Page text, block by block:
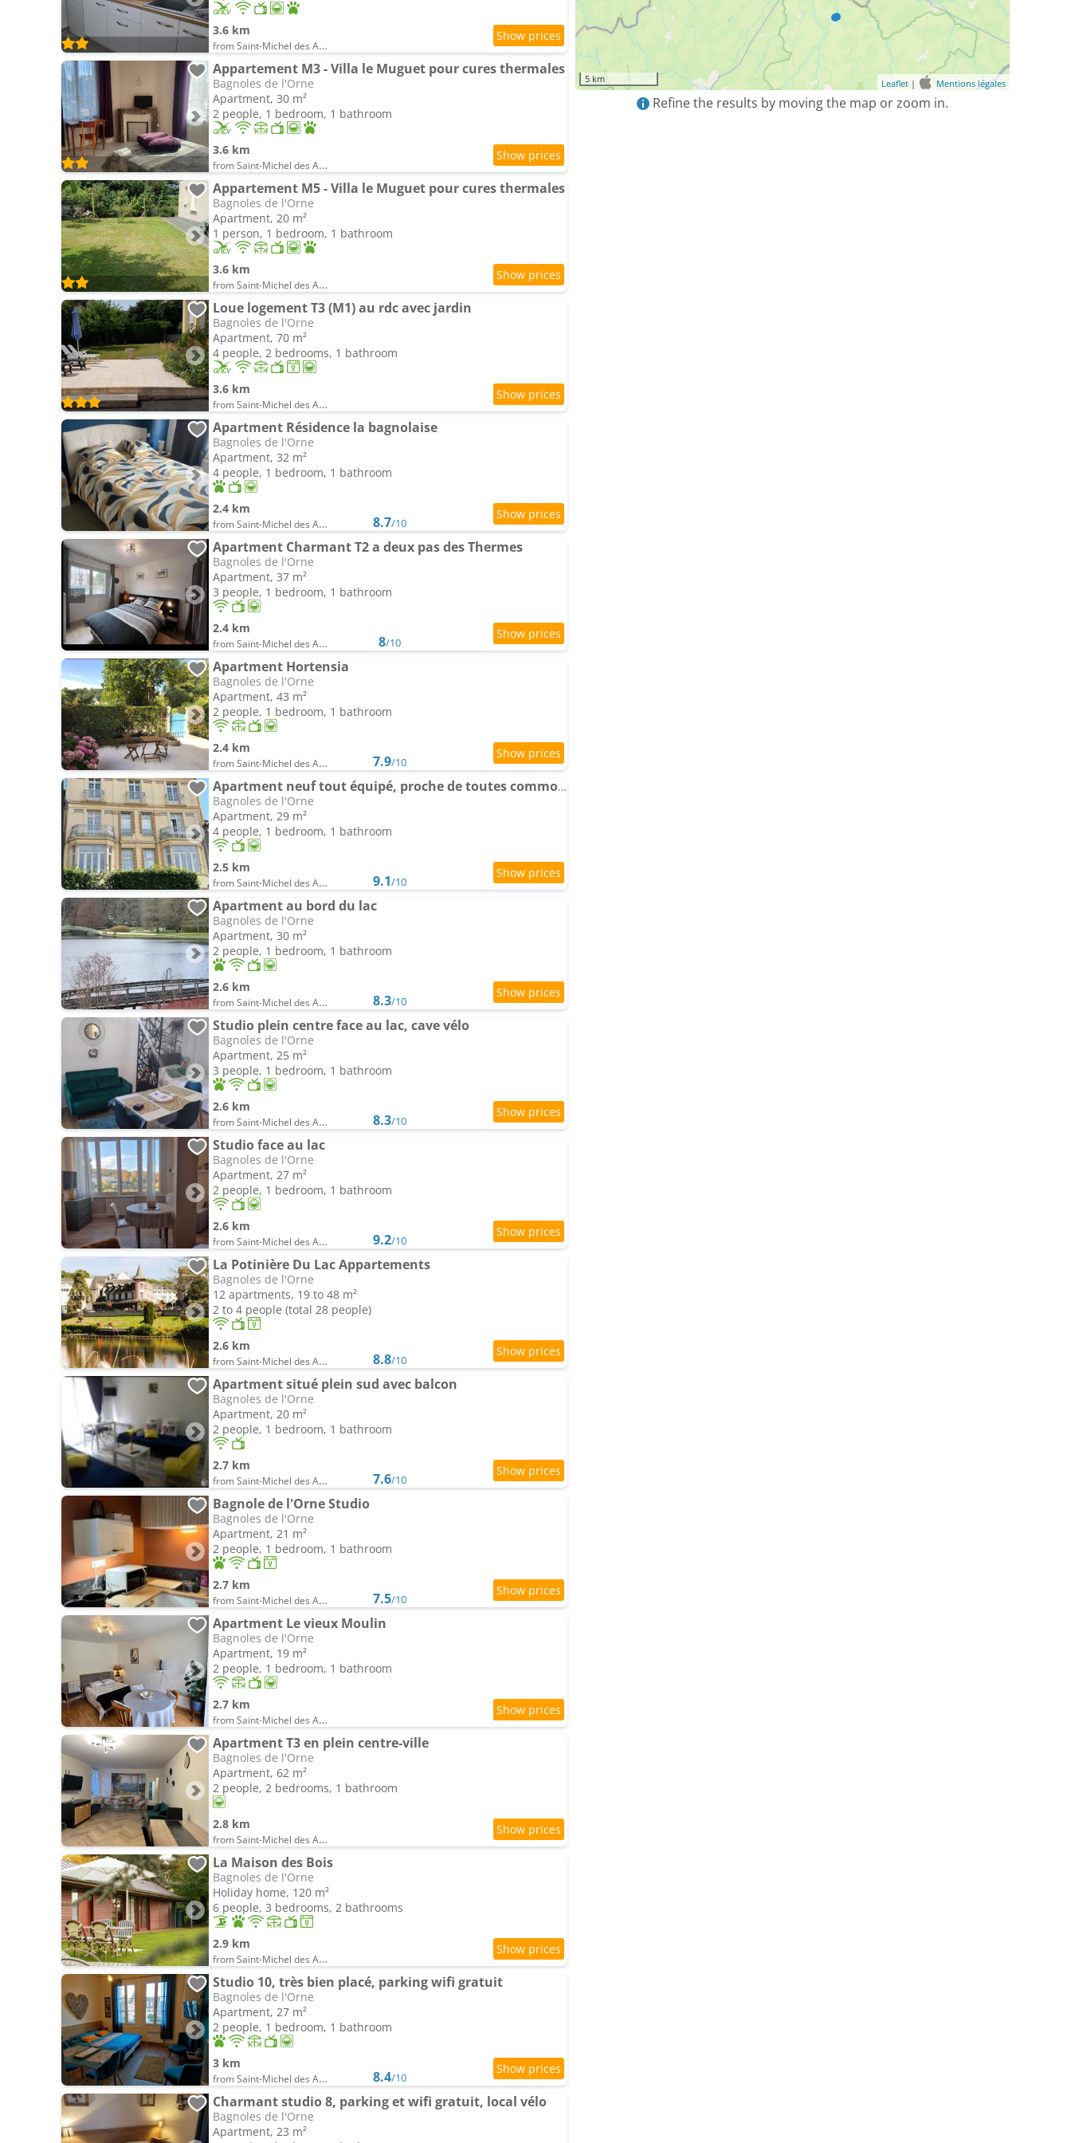
3.6 km
from Saint-Michel des Andaines
Appartement M3 - Villa le Muguet pour cures thermales
Bagnoles de l'Orne
Apartment, 30 m²
2 people, 1 bedroom, 1 bathroom
3.6 km
from Saint-Michel des Andaines
Appartement M5 - Villa le Muguet pour cures thermales
Bagnoles de l'Orne
Apartment, 20 m²
1 person, 1 bedroom, 1 bathroom
3.6 km
from Saint-Michel des Andaines
Loue logement T3 (M1) au rdc avec jardin
Bagnoles de l'Orne
Apartment, 70 m²
4 people, 2 bedrooms, 1 bathroom
3.6 km
from Saint-Michel des Andaines
Apartment Résidence la bagnolaise
Bagnoles de l'Orne
Apartment, 32 m²
4 people, 1 bedroom, 1 bathroom
2.4 km
from Saint-Michel des Andaines 8.7/10
Apartment Charmant T2 a deux pas des Thermes
Bagnoles de l'Orne
Apartment, 37 m²
3 people, 1 bedroom, 1 bathroom
2.4 km
from Saint-Michel des Andaines 8/10
Apartment Hortensia
Bagnoles de l'Orne
Apartment, 43 m²
2 people, 1 bedroom, 1 bathroom
2.4 km
from Saint-Michel des Andaines 7.9/10
Apartment neuf tout équipé, proche de toutes commodités
Bagnoles de l'Orne
Apartment, 29 m²
4 people, 1 bedroom, 1 bathroom
2.5 km
from Saint-Michel des Andaines 9.1/10
Apartment au bord du lac
Bagnoles de l'Orne
Apartment, 30 m²
2 people, 1 bedroom, 1 bathroom
2.6 km
from Saint-Michel des Andaines 8.3/10
Studio plein centre face au lac, cave vélo
Bagnoles de l'Orne
Apartment, 25 m²
3 people, 1 bedroom, 1 bathroom
2.6 km
from Saint-Michel des Andaines 8.3/10
Studio face au lac
Bagnoles de l'Orne
Apartment, 27 m²
2 people, 1 bedroom, 1 bathroom
2.6 km
from Saint-Michel des Andaines 9.2/10
La Potinière Du Lac Appartements
Bagnoles de l'Orne
12 apartments, 19 to 48 m²
2 to 4 people (total 28 people)
2.6 km
from Saint-Michel des Andaines 8.8/10
Apartment situé plein sud avec balcon
Bagnoles de l'Orne
Apartment, 20 m²
2 people, 1 bedroom, 1 bathroom
2.7 km
from Saint-Michel des Andaines 7.6/10
Bagnole de l'Orne Studio
Bagnoles de l'Orne
Apartment, 21 m²
2 people, 1 bedroom, 1 bathroom
2.7 km
from Saint-Michel des Andaines 7.5/10
Apartment Le vieux Moulin
Bagnoles de l'Orne
Apartment, 19 m²
2 people, 1 bedroom, 1 bathroom
2.7 km
from Saint-Michel des Andaines
Apartment T3 en plein centre-ville
Bagnoles de l'Orne
Apartment, 62 m²
2 people, 2 bedrooms, 1 bathroom
2.8 km
from Saint-Michel des Andaines
La Maison des Bois
Bagnoles de l'Orne
Holiday home, 120 m²
6 people, 3 bedrooms, 2 bathrooms
2.9 km
from Saint-Michel des Andaines
Studio 10, très bien placé, parking wifi gratuit
Bagnoles de l'Orne
Apartment, 27 m²
2 people, 1 bedroom, 1 bathroom
3 km
from Saint-Michel des Andaines 8.4/10
Charmant studio 8, parking et wifi gratuit, local vélo
Bagnoles de l'Orne
Apartment, 23 m²
5 km Leaflet | Mentions légales
Refine the results by moving the map or zoom in.